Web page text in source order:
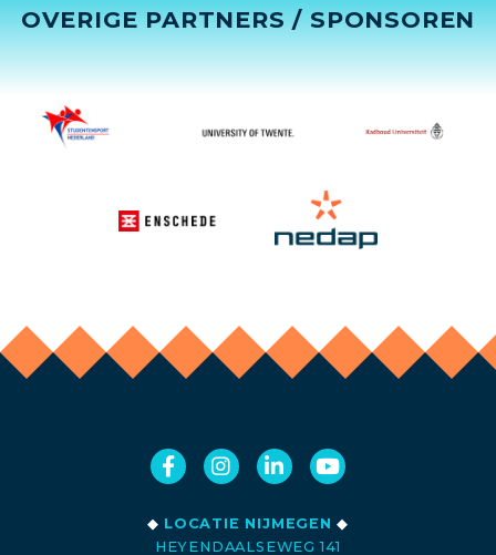
OVERIGE PARTNERS / SPONSOREN
◆ LOCATIE NIJMEGEN ◆
HEYENDAALSEWEG 141